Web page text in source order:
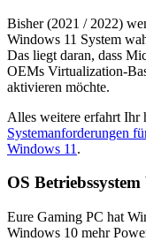
Bisher (2021 / 2022)
Windows 11 System
Das liegt daran, dass
OEMs Virtualization-
aktivieren möchte.
Alles weitere erfahrt Ihr
Systemanforderungen
Windows 11 .
OS
Eure Gaming PC hat
Windows 10 mehr